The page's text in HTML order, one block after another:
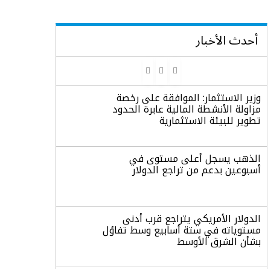
أحدث الأخبار
وزير الاستثمار: الموافقة على رخصة
مزاولة الأنشطة المالية عابرة الحدود
تطوير للبيئة الاستثمارية
الذهب يسجل أعلى مستوى في
أسبوعين بدعم من تراجع الدولار
الدولار الأمريكي يتراجع قرب أدنى
مستوياته في ستة أسابيع وسط تفاؤل
بشأن الشرق الأوسط